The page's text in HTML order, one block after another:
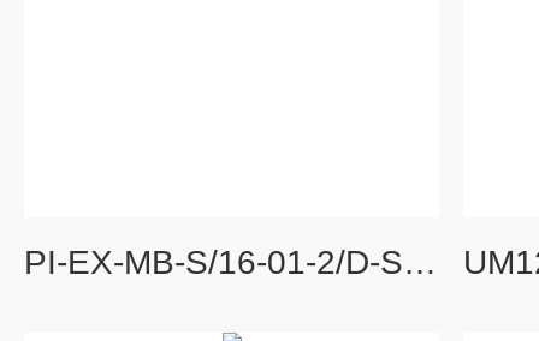
PI-EX-MB-S/16-01-2/D-SUB菲尼克斯PI-EX-MB-S/16-01-2/D-SUB母板